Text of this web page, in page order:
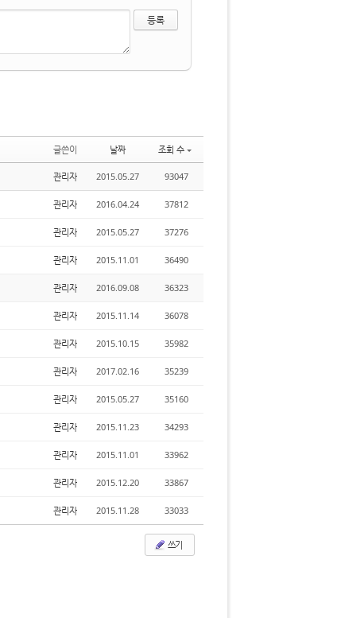
글쓴이 날짜 조회 수
관리자 2015.05.27 93047
관리자 2016.04.24 37812
관리자 2015.05.27 37276
관리자 2015.11.01 36490
관리자 2016.09.08 36323
관리자 2015.11.14 36078
관리자 2015.10.15 35982
관리자 2017.02.16 35239
관리자 2015.05.27 35160
관리자 2015.11.23 34293
관리자 2015.11.01 33962
관리자 2015.12.20 33867
관리자 2015.11.28 33033
쓰기